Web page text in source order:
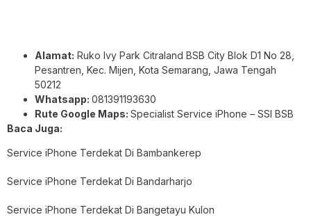
Alamat: Ruko Ivy Park Citraland BSB City Blok D1 No 28,
Pesantren, Kec. Mijen, Kota Semarang, Jawa Tengah
50212
Whatsapp: 081391193630
Rute Google Maps: Specialist Service iPhone – SSI BSB
Baca Juga:
Service iPhone Terdekat Di Bambankerep
Service iPhone Terdekat Di Bandarharjo
Service iPhone Terdekat Di Bangetayu Kulon